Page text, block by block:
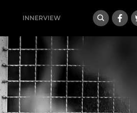
INNERVIEW